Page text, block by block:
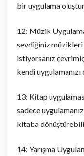
bir uygulama
12: Müzik
sevdiğiniz
istiyorsanız
kendi
13: Kitap
sadece
kitaba
14: Yarışma